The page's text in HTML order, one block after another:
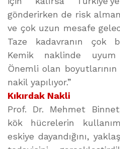
gönderirken de risk
ve çok uzun mesafe
Taze kadavranın çok
Kemik naklinde uyum
Önemli olan boyutlarının
nakil yapılıyor.”
Kıkırdak Nakli
Prof. Dr. Mehmet
kök hücrelerin
eskiye dayandığını,